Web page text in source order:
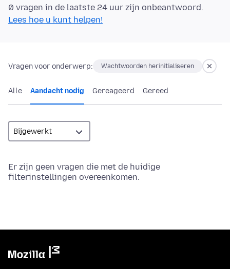
0 vragen in de laatste 24 uur zijn onbeantwoord.
Lees hoe u kunt helpen!
Vragen voor onderwerp: Wachtwoorden herinitialiseren
Alle Aandacht nodig Gereageerd Gereed
Er zijn geen vragen die met de huidige
filterinstellingen overeenkomen.